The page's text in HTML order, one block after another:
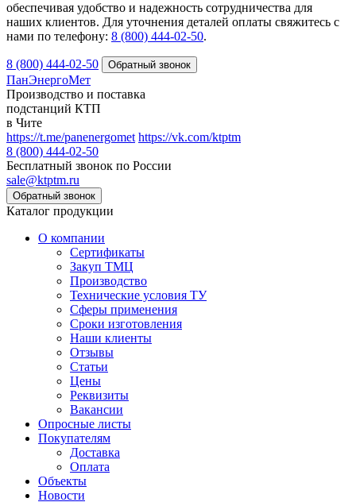
обеспечивая удобство и надежность сотрудничества для
наших клиентов. Для уточнения деталей оплаты свяжитесь с
нами по телефону: 8 (800) 444-02-50.
8 (800) 444-02-50
ПанЭнергоМет
Производство и поставка
подстанций КТП
в Чите
https://t.me/panenergomet https://vk.com/ktptm
8 (800) 444-02-50
Бесплатный звонок по России
sale@ktptm.ru
Каталог продукции
О компании
Сертификаты
Закуп ТМЦ
Производство
Технические условия ТУ
Сферы применения
Сроки изготовления
Наши клиенты
Отзывы
Статьи
Цены
Реквизиты
Вакансии
Опросные листы
Покупателям
Доставка
Оплата
Объекты
Новости